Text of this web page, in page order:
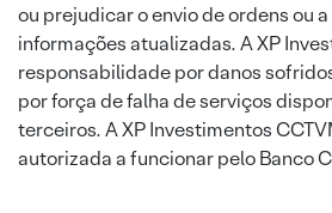
ou prejudicar o envio de ordens ou
informações atualizadas. A XP
responsabilidade por danos
por força de falha de serviços
terceiros. A XP Investimentos
autorizada a funcionar pelo Banco